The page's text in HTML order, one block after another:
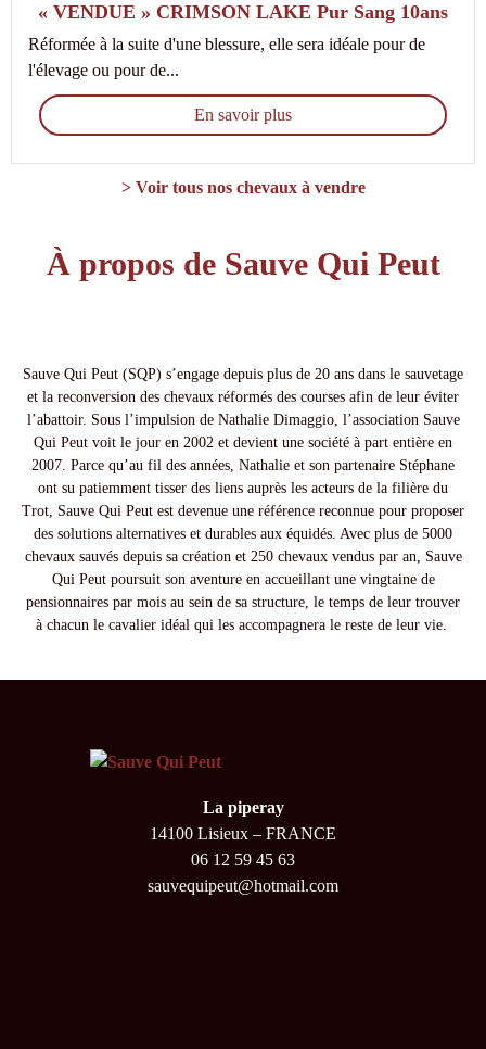
« VENDUE » CRIMSON LAKE Pur Sang 10ans
Réformée à la suite d'une blessure, elle sera idéale pour de
l'élevage ou pour de...
En savoir plus
> Voir tous nos chevaux à vendre
À propos de Sauve Qui Peut
Sauve Qui Peut (SQP) s’engage depuis plus de 20 ans dans le sauvetage
et la reconversion des chevaux réformés des courses afin de leur éviter
l’abattoir. Sous l’impulsion de Nathalie Dimaggio, l’association Sauve
Qui Peut voit le jour en 2002 et devient une société à part entière en
2007. Parce qu’au fil des années, Nathalie et son partenaire Stéphane
ont su patiemment tisser des liens auprès les acteurs de la filière du
Trot, Sauve Qui Peut est devenue une référence reconnue pour proposer
des solutions alternatives et durables aux équidés. Avec plus de 5000
chevaux sauvés depuis sa création et 250 chevaux vendus par an, Sauve
Qui Peut poursuit son aventure en accueillant une vingtaine de
pensionnaires par mois au sein de sa structure, le temps de leur trouver
à chacun le cavalier idéal qui les accompagnera le reste de leur vie.
La piperay
14100 Lisieux – FRANCE
06 12 59 45 63
sauvequipeut@hotmail.com